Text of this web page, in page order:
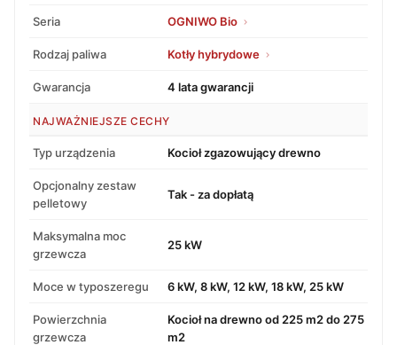
Seria OGNIWO Bio
Rodzaj paliwa Kotły hybrydowe
Gwarancja 4 lata gwarancji
NAJWAŻNIEJSZE CECHY
Typ urządzenia Kocioł zgazowujący drewno
Opcjonalny zestaw
pelletowy
Tak - za dopłatą
Maksymalna moc
grzewcza
25 kW
Moce w typoszeregu 6 kW, 8 kW, 12 kW, 18 kW, 25 kW
Powierzchnia
grzewcza
Kocioł na drewno od 225 m2 do 275
m2